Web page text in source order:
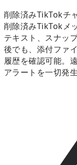
削除済みTikTokチ
削除済みTikTokメ
テキスト、スナッ
後でも、添付ファ
履歴を確認可能。
アラートを一切発